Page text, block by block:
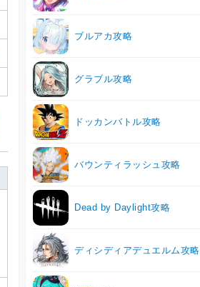
ブルアカ攻略
グラブル攻略
ドッカンバトル攻略
バウンティラッシュ攻略
Dead by Daylight攻略
ディシディアデュエルム攻略